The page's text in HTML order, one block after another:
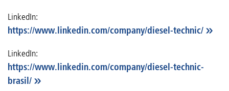
LinkedIn:
https://www.linkedin.com/company/diesel-technic/
LinkedIn:
https://www.linkedin.com/company/diesel-technic-
brasil/